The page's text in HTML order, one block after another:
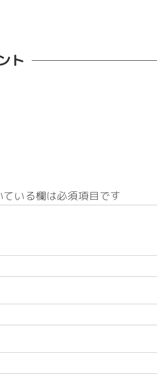
ト
ている欄は必須項目です